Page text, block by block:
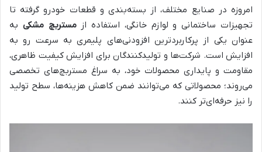
امروزه در صنایع مختلف، از بسته‌بندی و قطعات خودرو گرفته تا
تجهیزات ساختمانی و لوازم خانگی، استفاده ازمستربچ مشکی به
عنوان یکی از پرکاربردترین افزودنی‌های پلیمری به سرعت رو به
افزایش است. شرکت‌ها و تولیدکنندگان برای افزایش کیفیت ظاهری،
مقاومت و پایداری محصولات خود، به سراغ مستربچ‌های تخصصی
می‌روند؛ محصولاتی که می‌توانند ضمن کاهش هزینه‌ها، سطح تولید
را نیز حرفه‌ای‌تر کنند.